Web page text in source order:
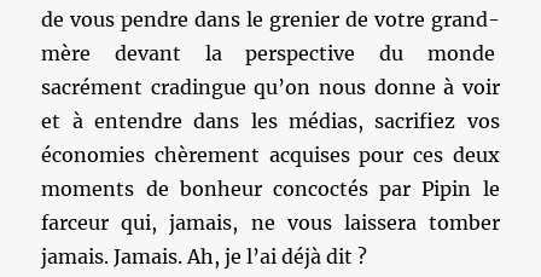
de vous pendre dans le grenier de votre grand-
mère devant la perspective du monde
sacrément cradingue qu’on nous donne à voir
et à entendre dans les médias, sacrifiez vos
économies chèrement acquises pour ces deux
moments de bonheur concoctés par Pipin le
farceur qui, jamais, ne vous laissera tomber
jamais. Jamais. Ah, je l’ai déjà dit ?